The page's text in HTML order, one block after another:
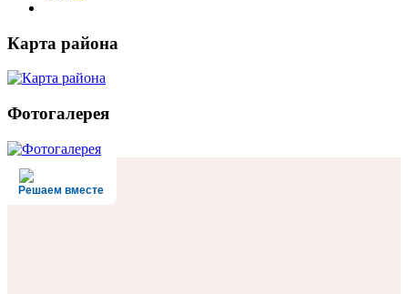
Карта района
Фотогалерея
Решаем вместе